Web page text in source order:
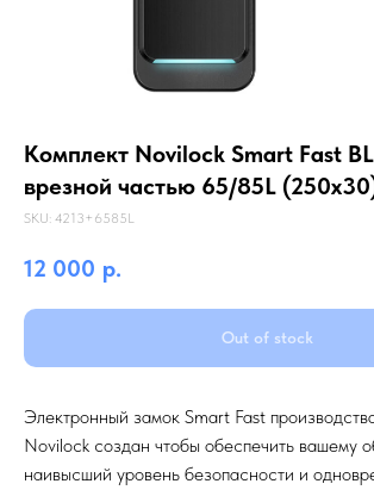
Комплект Novilock Smart Fast
врезной частью 65/85L
SKU: 4213+6585L
12 000 р.
Out of stock
Электронный замок Smart Fast
Novilock создан чтобы обеспечить вашему
наивысший уровень безопасности и